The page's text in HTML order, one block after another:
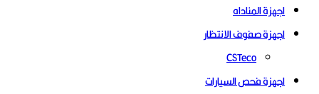
اجهزة المناداه
اجهزة صفوف الانتظار
CSTeco
اجهزة فحص السيارات